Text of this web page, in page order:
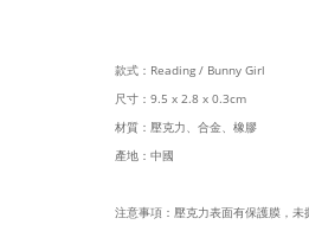
款式：Reading / Bunny Girl
尺寸：9.5 x 2.8 x 0.3cm
材質：壓克力、合金、橡膠
產地：中國
注意事項：壓克力表面有保護膜，未